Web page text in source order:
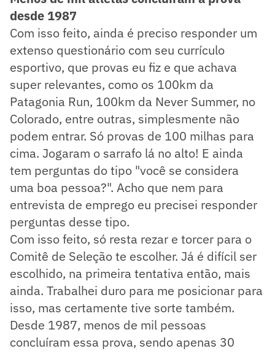
desde 1987
Com isso feito, ainda é preciso responder um
extenso questionário com seu currículo
esportivo, que provas eu fiz e que achava
super relevantes, como os 100km da
Patagonia Run, 100km da Never Summer, no
Colorado, entre outras, simplesmente não
podem entrar. Só provas de 100 milhas para
cima. Jogaram o sarrafo lá no alto! E ainda
tem perguntas do tipo "você se considera
uma boa pessoa?". Acho que nem para
entrevista de emprego eu precisei responder
perguntas desse tipo.
Com isso feito, só resta rezar e torcer para o
Comitê de Seleção te escolher. Já é difícil ser
escolhido, na primeira tentativa então, mais
ainda. Trabalhei duro para me posicionar para
isso, mas certamente tive sorte também.
Desde 1987, menos de mil pessoas
concluíram essa prova, sendo apenas 30